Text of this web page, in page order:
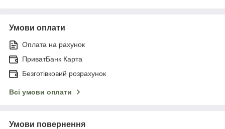
Умови оплати
Оплата на рахунок
ПриватБанк Карта
Безготівковий розрахунок
Всі умови оплати
Умови повернення